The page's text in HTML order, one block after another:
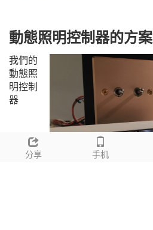
動態照明控制器的方案
我們的
動態照
明控制
器
分享 手机